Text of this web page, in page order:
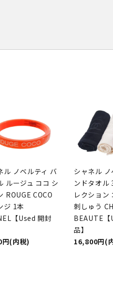
ル ノベルティ バ
ルージュ ココ シ
ROUGE COCO
ジ 1本
【Used 開封
(内税)
シャネル
ンドタオル
レクション
刺しゅう
BEAUTE【
品】
16,800円(